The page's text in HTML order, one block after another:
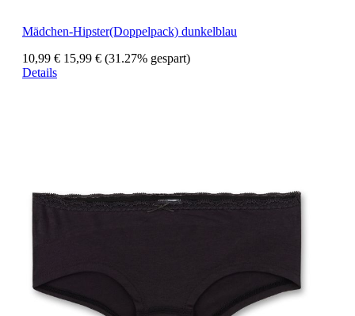
Mädchen-Hipster(Doppelpack) dunkelblau
10,99 € 15,99 € (31.27% gespart)
Details